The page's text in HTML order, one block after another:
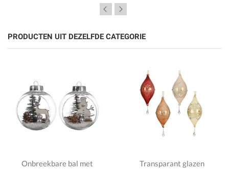
PRODUCTEN UIT DEZELFDE CATEGORIE
Onbreekbare bal met
Transparant glazen